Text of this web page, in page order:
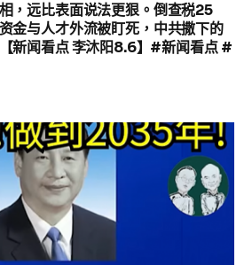
，远比表面说法更狠。倒查税25
金与人才外流被盯死，中共撒下的
新闻看点 李沐阳8.6】#新闻看点 #